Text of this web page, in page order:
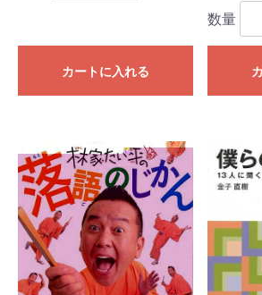
カートに入れる
数量